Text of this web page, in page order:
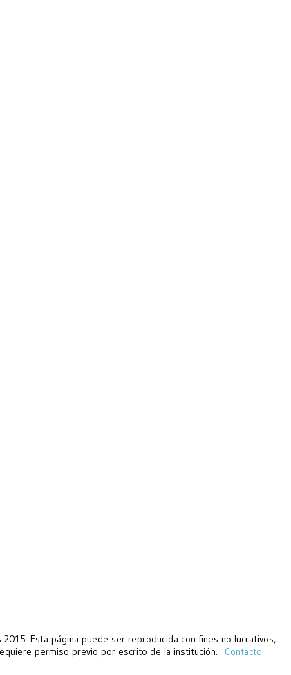
Esta página puede ser reproducida con fines no lucrativos,
permiso previo por escrito de la institución. Contacto